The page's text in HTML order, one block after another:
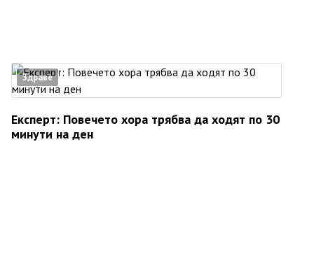
Здраве
Експерт: Повечето хора трябва да ходят по 30
минути на ден